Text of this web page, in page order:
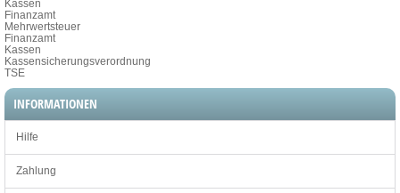
Kassen
Finanzamt
Mehrwertsteuer
Finanzamt
Kassen
Kassensicherungsverordnung
TSE
INFORMATIONEN
Hilfe
Zahlung